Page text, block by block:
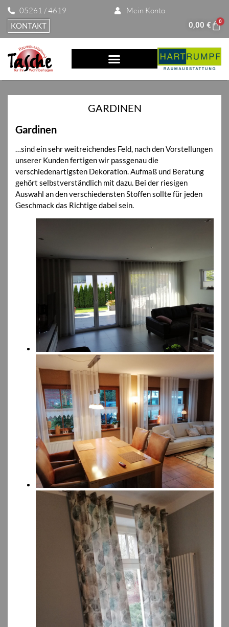
05261 / 4619 Mein Konto
KONTAKT 0,00 € 0
GARDINEN
Gardinen
…sind ein sehr weitreichendes Feld, nach den Vorstellungen
unserer Kunden fertigen wir passgenau die
verschiedenartigsten Dekoration. Aufmaß und Beratung
gehört selbstverständlich mit dazu. Bei der riesigen
Auswahl an den verschiedensten Stoffen sollte für jeden
Geschmack das Richtige dabei sein.